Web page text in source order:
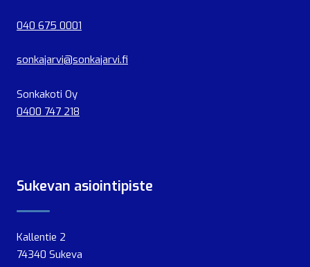
040 675 0001
sonkajarvi@sonkajarvi.fi
Sonkakoti Oy
0400 747 218
Sukevan asiointipiste
Kallentie 2
74340 Sukeva